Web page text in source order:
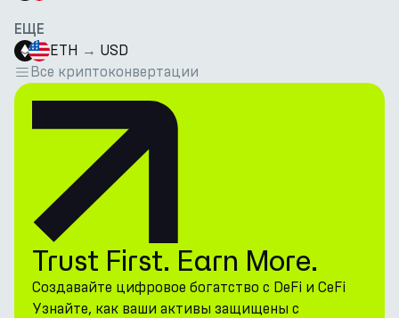
ЕЩЕ
ETH → USD
Все криптоконвертации
Trust First. Earn More.
Создавайте цифровое богатство с DeFi и CeFi
Узнайте, как ваши активы защищены с